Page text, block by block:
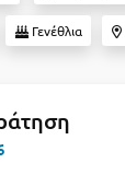
Γενέθλια